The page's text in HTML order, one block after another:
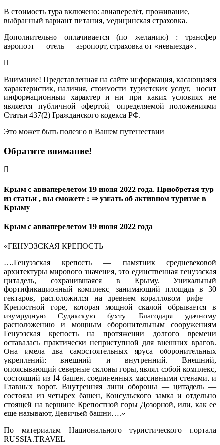
В стоимость тура включено: авиаперелёт, проживание,
выбранный вариант питания, медицинская страховка.
Дополнительно оплачивается (по желанию) : трансфер
аэропорт — отель — аэропорт, страховка от «невыезда» .
Внимание! Представленная на сайте информация, касающаяся
характеристик, наличия, стоимости туристских услуг, носит
информационный характер и ни при каких условиях не
является публичной офертой, определяемой положениями
Статьи 437(2) Гражданского кодекса РФ.
Это может быть полезно в Вашем путешествии
Обратите внимание!
Крым с авиаперелетом 19 июня 2022 года. Приобретая тур
из статьи , вы сможете : ⇒ узнать об активном туризме в
Крыму
Крым с авиаперелетом 19 июня 2022 года
«ГЕНУЭЗСКАЯ КРЕПОСТЬ
….Генуэзская крепость — памятник средневековой
архитектуры мирового значения, это единственная генуэзская
цитадель, сохранившаяся в Крыму. Уникальный
фортификационный комплекс, занимающий площадь в 30
гектаров, расположился на древнем коралловом рифе —
Крепостной горе, которая мощной скалой обрывается в
изумрудную Судакскую бухту. Благодаря удачному
расположению и мощным оборонительным сооружениям
Генуэзская крепость на протяжении долгого времени
оставалась практически неприступной для внешних врагов.
Она имела два самостоятельных яруса оборонительных
укреплений: внешний и внутренний. Внешний,
опоясывающий северные склоны горы, являл собой комплекс,
состоящий из 14 башен, соединенных массивными стенами, и
Главных ворот. Внутренняя лини обороны — цитадель —
состояла из четырех башен, Консульского замка и отдельно
стоящей на вершине Крепостной горы Дозорной, или, как ее
еще называют, Девичьей башни….»
По материалам Национального туристического портала
RUSSIA.TRAVEL